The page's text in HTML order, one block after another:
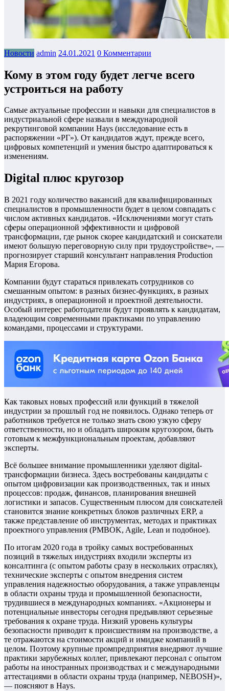
Новости admin 24.01.2021 0 Комментарии
Кому в этом году будет легче всего
устроиться на работу
Самые актуальные профессии и навыки для специалистов в
индустриальной сфере назвали в международной
рекрутинговой компании Hays (исследование есть в
распоряжении «РГ»). От кандидатов ждут, прежде всего,
цифровых компетенций и умения быстро адаптироваться к
изменениям.
Digital плюс кругозор
В 2021 году количество вакансий для квалифицированных
специалистов в промышленности будет в целом совпадать с
числом активных кандидатов. «Исключениями могут стать
сферы операционной эффективности и цифровой
трансформации, где рынок скорее кандидатский и соискатели
имеют большую переговорную силу при трудоустройстве», —
прогнозирует старший консультант направления Production
Мария Егорова.
Компании будут стараться привлекать сотрудников со
смешанным опытом: в разных бизнес-функциях, в разных
индустриях, в операционной и проектной деятельности.
Особый интерес работодатели будут проявлять к кандидатам,
владеющим современными практиками по управлению
командами, процессами и структурами.
Как таковых новых профессий или функций в тяжелой
индустрии за прошлый год не появилось. Однако теперь от
работников требуется не только знать свою узкую сферу
ответственности, но и обладать широким кругозором, быть
готовым к межфункциональным проектам, добавляют
эксперты.
Всё большее внимание промышленники уделяют digital-
трансформации бизнеса. Здесь востребованы кандидаты с
опытом цифровизации как производственных, так и иных
процессов: продаж, финансов, планирования внешней
логистики и запасов. Существенным плюсом для соискателей
становится знание конкретных блоков различных ERP, а
также представление об инструментах, методах и практиках
проектного управления (PMBOK, Agile, Lean и подобное).
По итогам 2020 года в тройку самых востребованных
позиций в тяжелых индустриях входили эксперты из
консалтинга (с опытом работы сразу в нескольких отраслях),
технические эксперты с опытом внедрения систем
управления надежностью оборудования, а также управленцы
в области охраны труда и промышленной безопасности,
трудившиеся в международных компаниях. «Акционеры и
потенциальные инвесторы сегодня предъявляют серьезные
требования к охране труда. Низкий уровень культуры
безопасности приводит к происшествиям на производстве, а
те отражаются на стоимости акций и имидже компаний в
целом. Поэтому крупные промпредприятия внедряют лучшие
практики зарубежных коллег, привлекают персонал с опытом
работы на иностранных производствах и с международными
аттестациями в области охраны труда (например, NEBOSH)»,
— поясняют в Hays.